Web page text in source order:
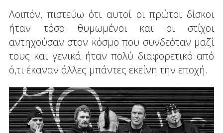
Λοιπόν, πιστεύω ότι αυτοί οι πρώτοι δίσκοι
ήταν τόσο θυμωμένοι και οι στίχοι
αντηχούσαν στον κόσμο που συνδεόταν μαζί
τους και γενικά ήταν πολύ διαφορετικό από
ό,τι έκαναν άλλες μπάντες εκείνη την εποχή.